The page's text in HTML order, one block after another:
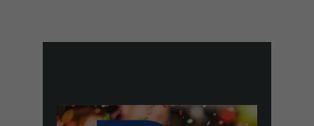
Anbieter Google Analytics